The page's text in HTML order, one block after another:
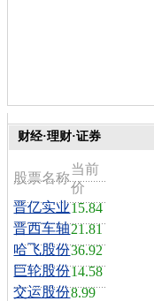
财经·理财·证券
股票名称
当前
价
晋亿实业15.84
晋西车轴21.81
哈飞股份36.92
巨轮股份14.58
交运股份8.99